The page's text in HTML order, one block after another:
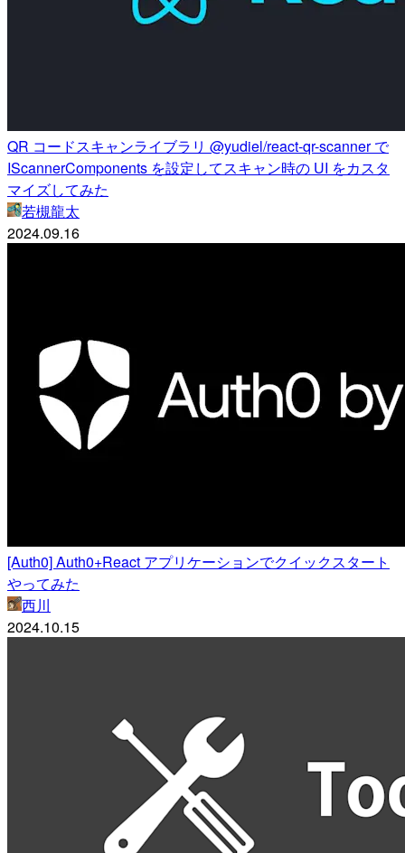
QR コードスキャンライブラリ @yudiel/react-qr-scanner で
IScannerComponents を設定してスキャン時の UI をカスタ
マイズしてみた
若槻龍太
2024.09.16
[Auth0] Auth0+React アプリケーションでクイックスタート
やってみた
西川
2024.10.15